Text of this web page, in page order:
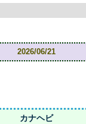
2026/06/21
カナヘビ